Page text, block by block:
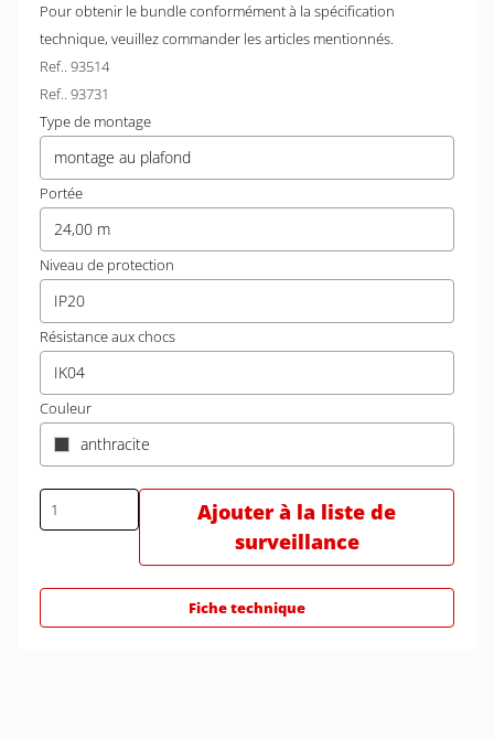
Pour obtenir le bundle conformément à la spécification
technique, veuillez commander les articles mentionnés.
Ref.. 93514
Ref.. 93731
Type de montage
montage au plafond
Portée
24,00 m
Niveau de protection
IP20
Résistance aux chocs
IK04
Couleur
anthracite
Ajouter à la liste de
surveillance
Fiche technique